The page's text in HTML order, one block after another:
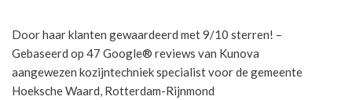
Door haar klanten gewaardeerd met 9/10 sterren! –
Gebaseerd op 47 Google® reviews van Kunova
aangewezen kozijntechniek specialist voor de gemeente
Hoeksche Waard, Rotterdam-Rijnmond